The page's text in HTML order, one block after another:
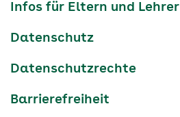
Infos für Eltern und Lehrer
Datenschutz
Datenschutzrechte
Barrierefreiheit